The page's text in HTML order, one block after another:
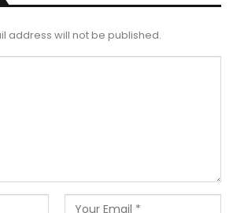
address will not be published.